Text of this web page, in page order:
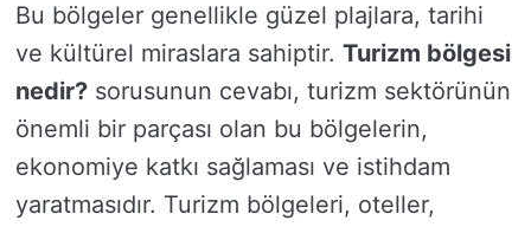
Bu bölgeler genellikle güzel plajlara, tarihi
ve kültürel miraslara sahiptir. Turizm bölgesi
nedir? sorusunun cevabı, turizm sektörünün
önemli bir parçası olan bu bölgelerin,
ekonomiye katkı sağlaması ve istihdam
yaratmasıdır. Turizm bölgeleri, oteller,